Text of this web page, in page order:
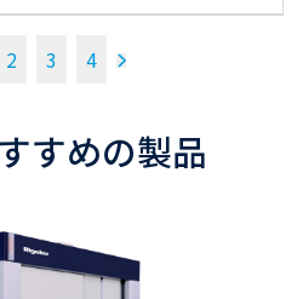
2 3 4
すめの製品